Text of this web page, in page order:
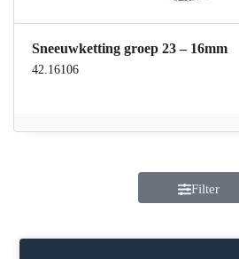
Sneeuwketting groep 23 – 16mm
42.16106
Filter